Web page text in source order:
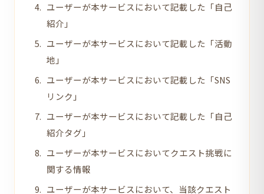
ユーザーが本サービスにおいて記載した「自己
紹介」
ユーザーが本サービスにおいて記載した「活動
地」
ユーザーが本サービスにおいて記載した「SNS
リンク」
ユーザーが本サービスにおいて記載した「自己
紹介タグ」
ユーザーが本サービスにおいてクエスト挑戦に
関する情報
ユーザーが本サービスにおいて、当該クエスト